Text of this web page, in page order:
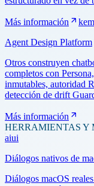
Más información
Agent Design Platform
Otros construyen
completos con
inmutables, autoridad
detección de drift
Más información
HERRAMIENTAS Y
aiui
Diálogos nativos de
Diálogos macOS